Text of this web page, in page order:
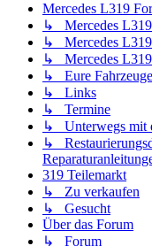
Mercedes L319
↳ Mercedes L319
↳ Mercedes
↳ Mercedes
↳ Eure
↳ Links
↳ Termine
↳ Unterwegs mit
↳
319 Teilemarkt
↳ Zu verkaufen
↳ Gesucht
Über das Forum
↳ Forum